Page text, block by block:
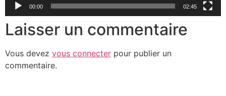
00:00 02:45
Laisser un commentaire
Vous devez vous connecter pour publier un
commentaire.